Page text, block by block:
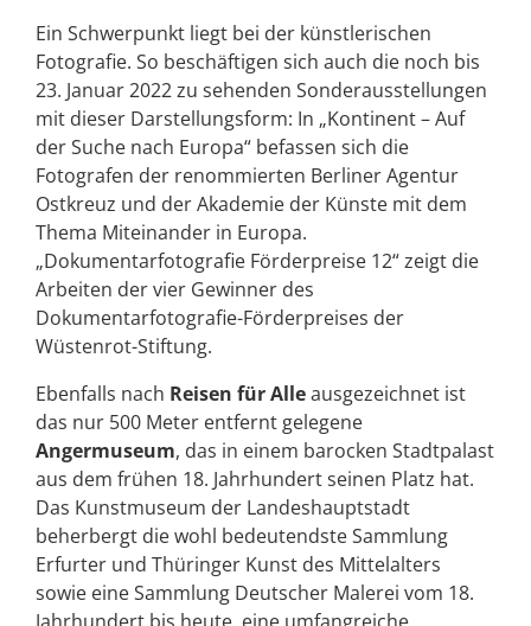
Ein Schwerpunkt liegt bei der künstlerischen
Fotografie. So beschäftigen sich auch die noch bis
23. Januar 2022 zu sehenden Sonderausstellungen
mit dieser Darstellungsform: In „Kontinent – Auf
der Suche nach Europa“ befassen sich die
Fotografen der renommierten Berliner Agentur
Ostkreuz und der Akademie der Künste mit dem
Thema Miteinander in Europa.
„Dokumentarfotografie Förderpreise 12“ zeigt die
Arbeiten der vier Gewinner des
Dokumentarfotografie-Förderpreises der
Wüstenrot-Stiftung.
Ebenfalls nach Reisen für Alleausgezeichnet ist
das nur 500 Meter entfernt gelegene
Angermuseum, das in einem barocken Stadtpalast
aus dem frühen 18. Jahrhundert seinen Platz hat.
Das Kunstmuseum der Landeshauptstadt
beherbergt die wohl bedeutendste Sammlung
Erfurter und Thüringer Kunst des Mittelalters
sowie eine Sammlung Deutscher Malerei vom 18.
Jahrhundert bis heute, eine umfangreiche